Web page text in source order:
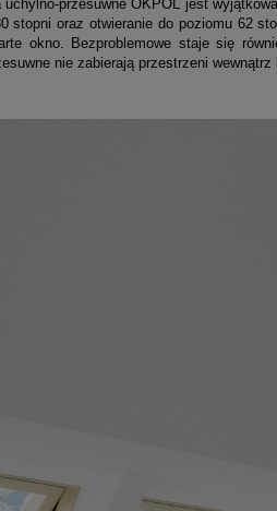
przesuwne OKPOL jest
stopni oraz otwieranie do poziomu 62
okno. Bezproblemowe staje się
nie zabierają przestrzeni